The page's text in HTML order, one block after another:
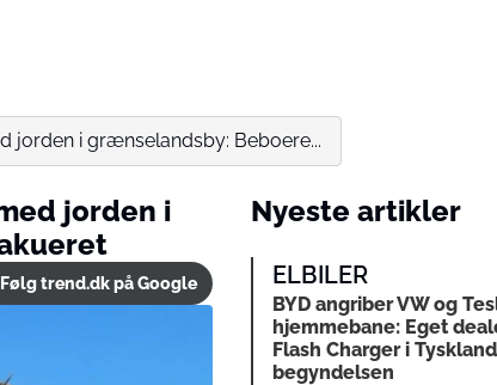
jorden i grænselandsby: Beboere...
jorden i
Følg trend.dk på Google
Nyeste artikler
ELBILER
BYD angriber VW og
hjemmebane: Eget
Flash Charger i
begyndelsen